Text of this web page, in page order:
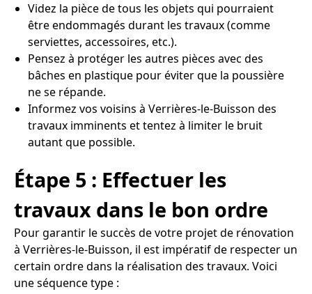
Videz la pièce de tous les objets qui pourraient
être endommagés durant les travaux (comme
serviettes, accessoires, etc.).
Pensez à protéger les autres pièces avec des
bâches en plastique pour éviter que la poussière
ne se répande.
Informez vos voisins à Verrières-le-Buisson des
travaux imminents et tentez à limiter le bruit
autant que possible.
Étape 5 : Effectuer les
travaux dans le bon ordre
Pour garantir le succès de votre projet de rénovation
à Verrières-le-Buisson, il est impératif de respecter un
certain ordre dans la réalisation des travaux. Voici
une séquence type :